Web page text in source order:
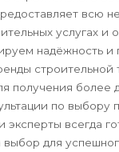
всю
услугах и
надёжность и
строительной
получения более
по выбору
всегда
выбор для